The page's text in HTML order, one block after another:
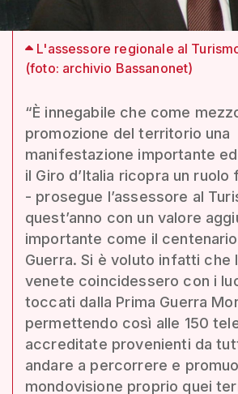
L'assessore regionale al
(foto: archivio Bassanonet)
“È innegabile che come
promozione del territorio una
manifestazione importante
il Giro d’Italia ricopra un ruolo
- prosegue l’assessore al
quest’anno con un valore
importante come il
Guerra. Si è voluto infatti che
venete coincidessero con i
toccati dalla Prima Guerra
permettendo così alle 150
accreditate provenienti da
andare a percorrere e
mondovisione proprio quei